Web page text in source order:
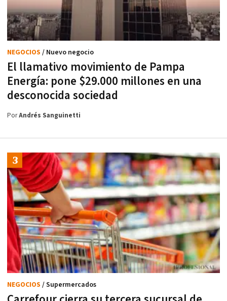
El llamativo movimiento de Pampa
Energía: pone $29.000 millones en una
desconocida sociedad
NEGOCIOS / Nuevo negocio
PorAndrés Sanguinetti
NEGOCIOS / Supermercados